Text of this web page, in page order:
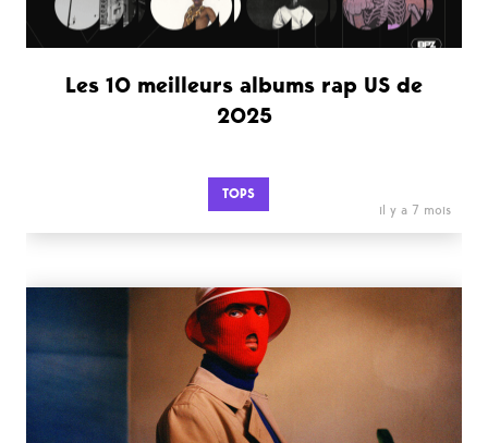
Les 10 meilleurs albums rap US de
2025
TOPS
il y a 7 mois